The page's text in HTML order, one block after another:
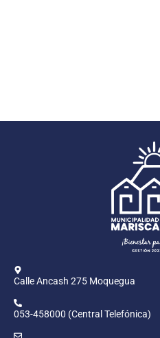
Calle Ancash 275 Moquegua
053-458000 (Central Telefónica)